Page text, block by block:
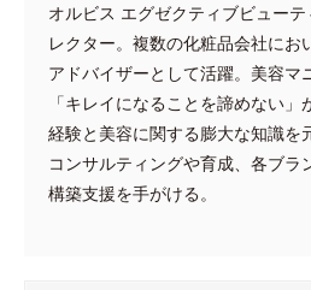
オルビス エグゼクティブビューテ
レクター。複数の化粧品会社にお
アドバイザーとして活躍。美容マ
「キレイになることを諦めない
経験と美容に関する膨大な知識を
コンサルティングや育成、各ブラ
構築支援を手がける。